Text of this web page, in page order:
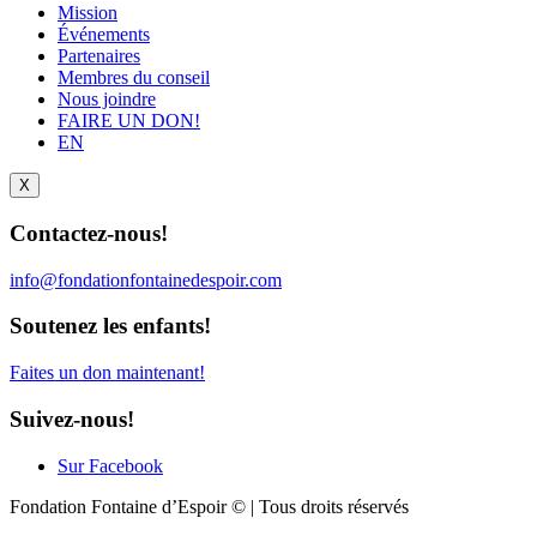
Mission
Événements
Partenaires
Membres du conseil
Nous joindre
FAIRE UN DON!
EN
X
Contactez-nous!
info@fondationfontainedespoir.com
Soutenez les enfants!
Faites un don maintenant!
Suivez-nous!
Sur Facebook
Fondation Fontaine d’Espoir © | Tous droits réservés